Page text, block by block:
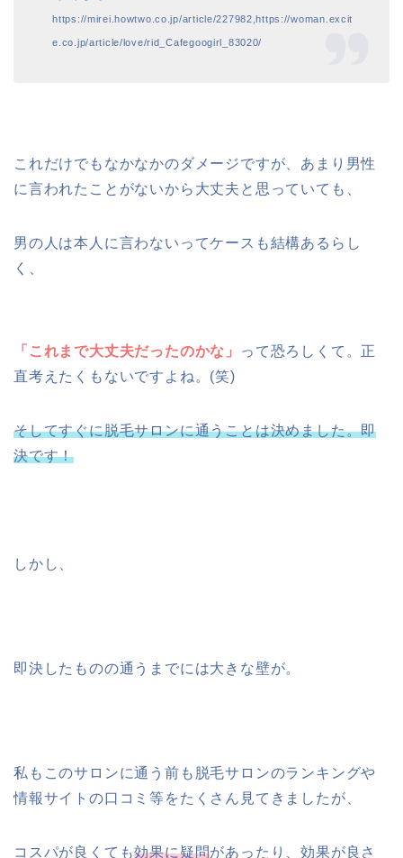
https://mirei.howtwo.co.jp/article/227982,https://woman.excit
e.co.jp/article/love/rid_Cafegoogirl_83020/
これだけでもなかなかのダメージですが、あまり男性
に言われたことがないから大丈夫と思っていても、
男の人は本人に言わないってケースも結構あるらし
く、
「これまで大丈夫だったのかな」
って恐ろしくて。正
直考えたくもないですよね。(笑)
そしてすぐに脱毛サロンに通うことは決めました。即
決です！
しかし、
即決したものの通うまでには大きな壁が。
私もこのサロンに通う前も脱毛サロンのランキングや
情報サイトの口コミ等をたくさん見てきましたが、
コスパが良くても効果に疑問があったり、効果が良さ